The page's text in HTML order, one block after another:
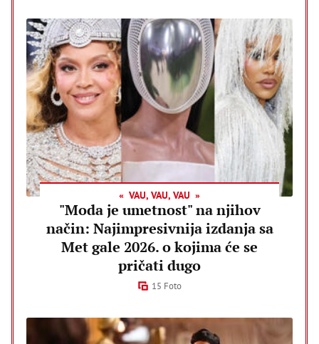
VAU, VAU, VAU
"Moda je umetnost" na njihov
način: Najimpresivnija izdanja sa
Met gale 2026. o kojima će se
pričati dugo
15 Foto